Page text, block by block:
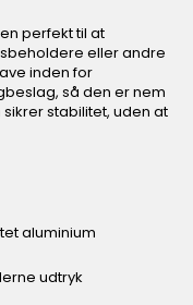
perfekt til at
eller andre
inden for
så den er nem
stabilitet, uden at
aluminium
udtryk